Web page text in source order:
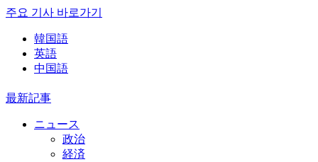
주요 기사 바로가기
韓国語
英語
中国語
最新記事
ニュース
政治
経済